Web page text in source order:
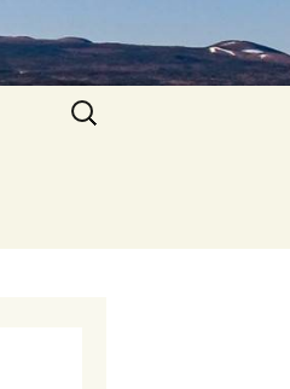
検
索: